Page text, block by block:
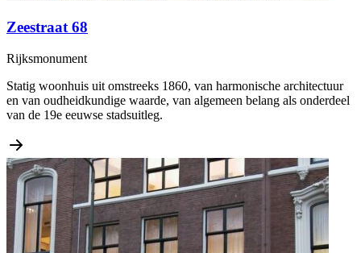
Zeestraat 68
Rijksmonument
Statig woonhuis uit omstreeks 1860, van harmonische architectuur
en van oudheidkundige waarde, van algemeen belang als onderdeel
van de 19e eeuwse stadsuitleg.